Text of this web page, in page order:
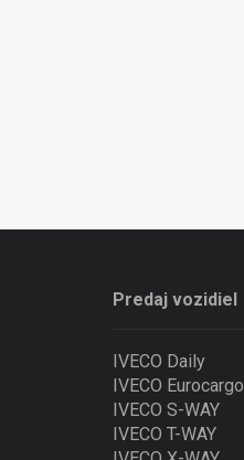
Predaj vozidiel
IVECO Daily
IVECO Eurocargo
IVECO S-WAY
IVECO T-WAY